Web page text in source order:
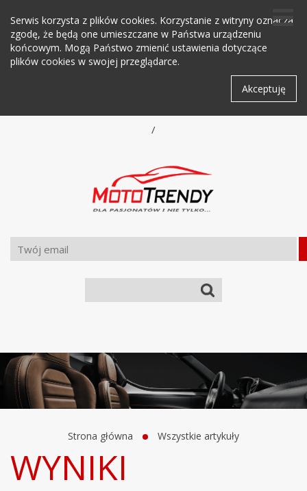
Serwis korzysta z plików cookies. Korzystanie z witryny oznacza
zgodę, że będą one umieszczane w Państwa urządzeniu
końcowym. Mogą Państwo zmienić ustawienia dotyczące
plików cookies w swojej przeglądarce.
Akceptuję
/
Strona główna Wszystkie artykuły
WYNIKI